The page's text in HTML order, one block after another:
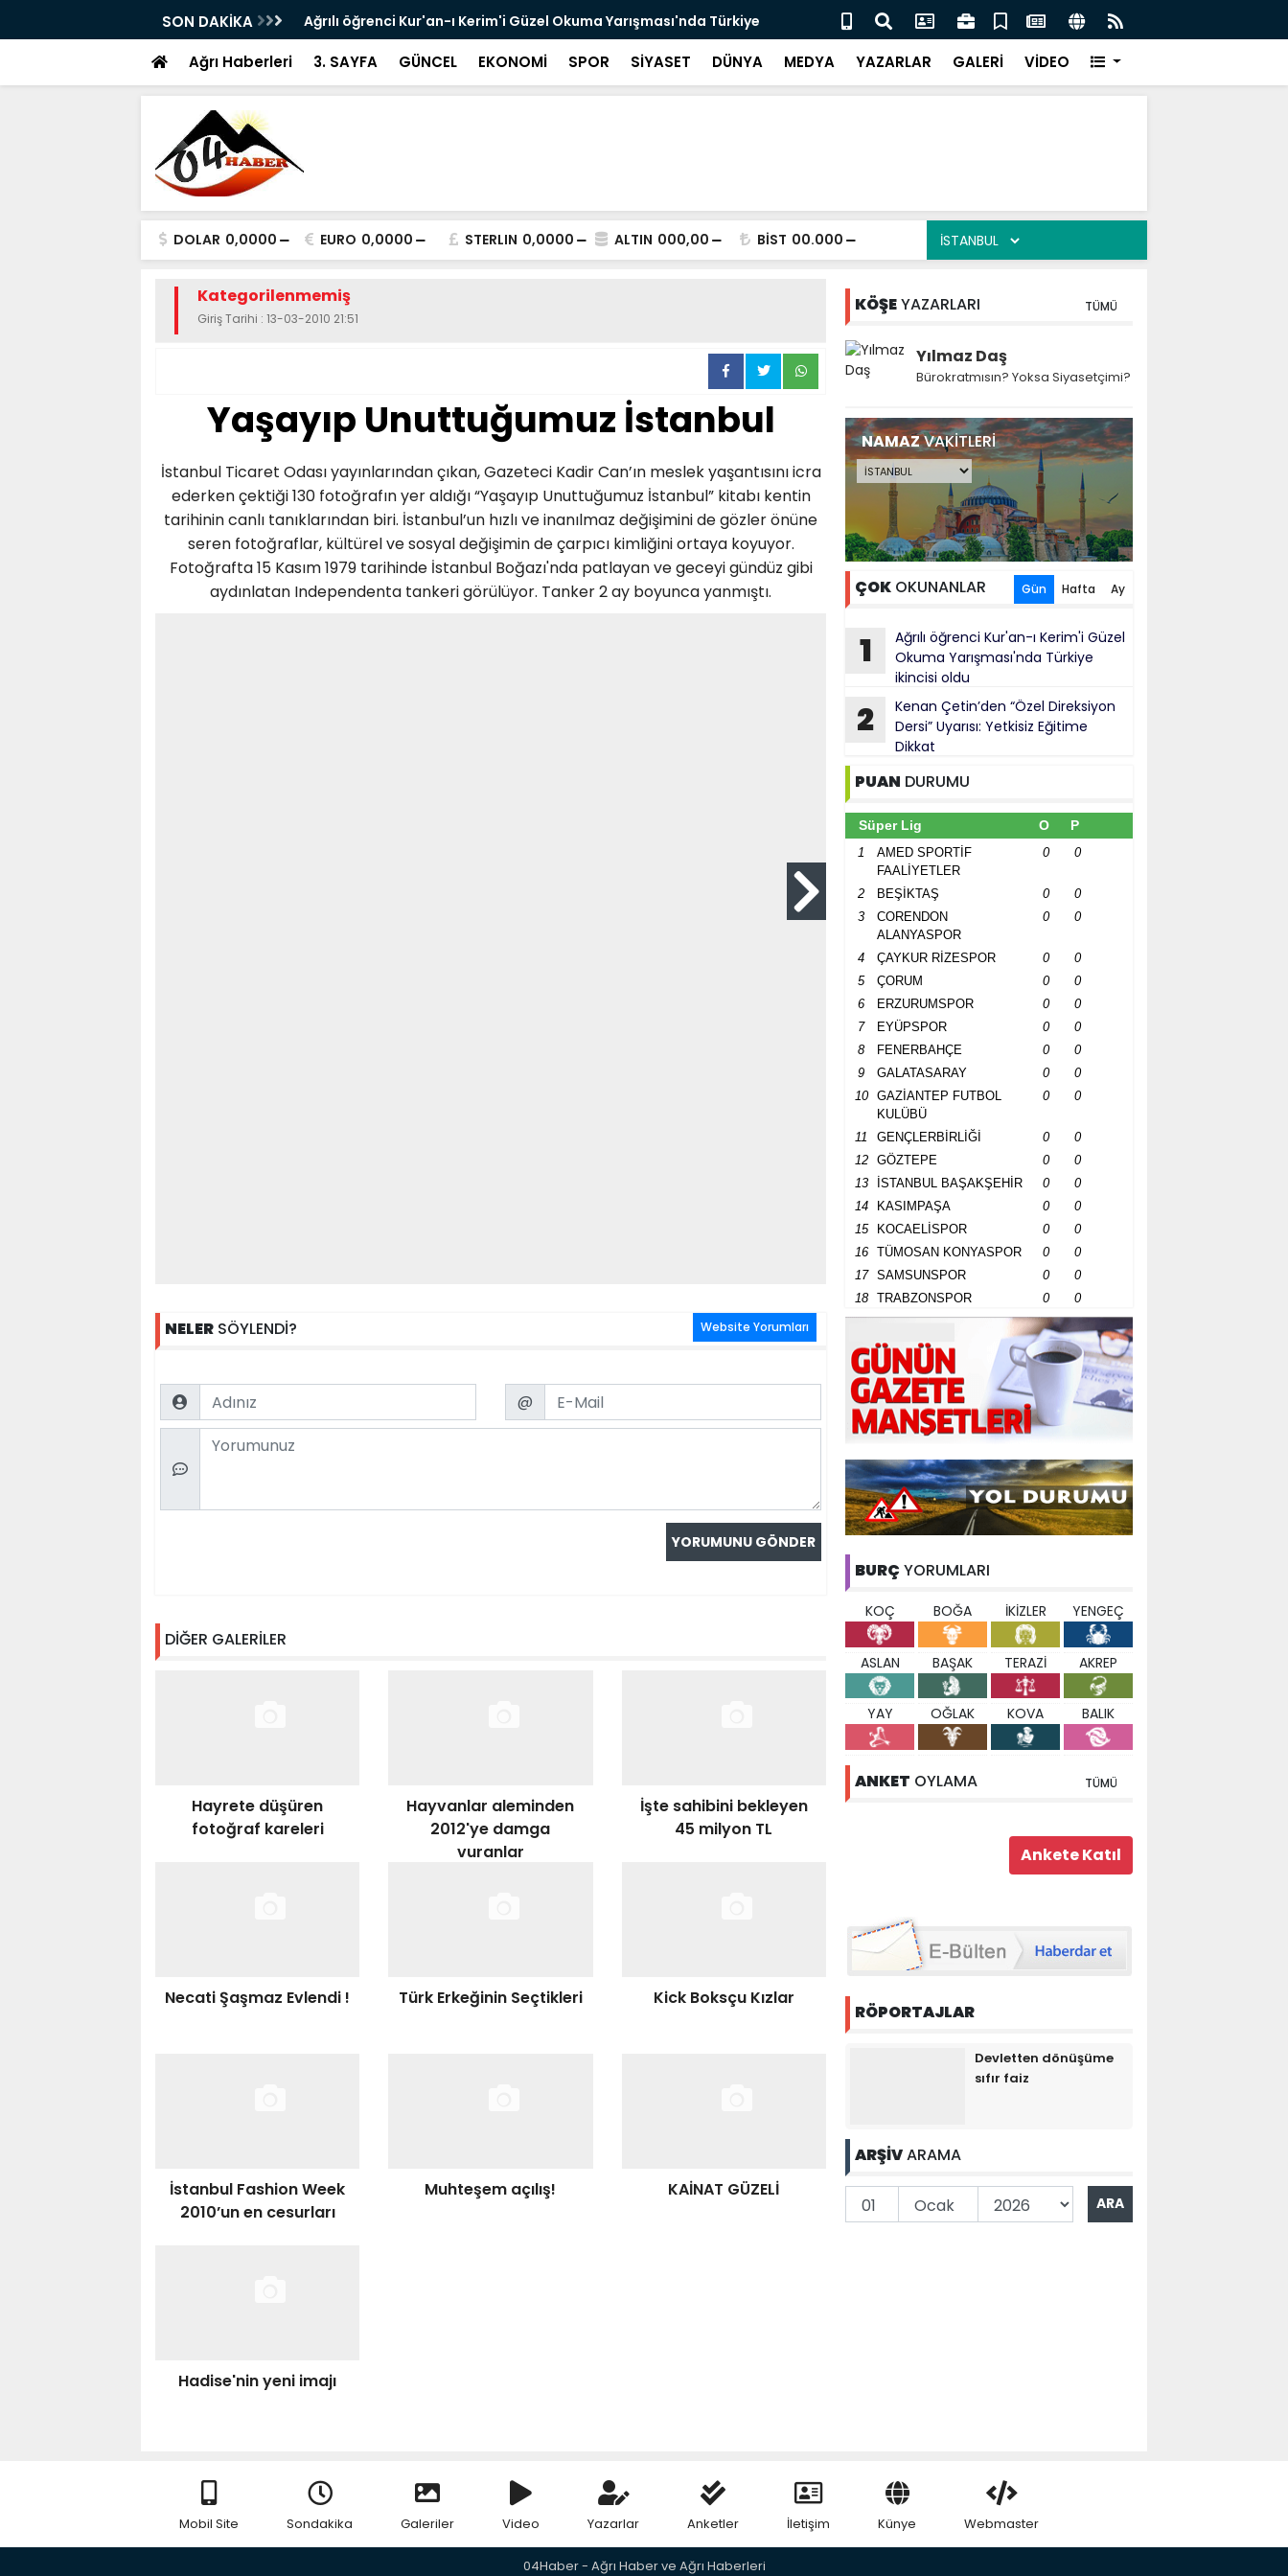
SON DAKİKA
Dersi” Uyarısı: Yetkisiz Eğitime
Ağrılı öğrenci Kur'an-ı Kerim'i Güzel Okuma Yarışması'nda Türkiye
ikincisi oldu
Dr. Öğr. Üyesi Harun Bayram ile Ağrı'da Obezite Cerrahisi Dönemi
Başladı
Ağrı Haberleri 3. SAYFA GÜNCEL EKONOMİ SPOR SİYASET DÜNYA MEDYA YAZARLAR GALERİ VİDEO
DOLAR 0,0000 EURO 0,0000 STERLIN 0,0000 ALTIN 000,00 BİST 00.000
Kategorilenmemiş
Giriş Tarihi : 13-03-2010 21:51
Yaşayıp Unuttuğumuz İstanbul
İstanbul Ticaret Odası yayınlarından çıkan, Gazeteci Kadir Can’ın meslek yaşantısını icra
ederken çektiği 130 fotoğrafın yer aldığı “Yaşayıp Unuttuğumuz İstanbul” kitabı kentin
tarihinin canlı tanıklarından biri. İstanbul’un hızlı ve inanılmaz değişimini de gözler önüne
seren fotoğraflar, kültürel ve sosyal değişimin de çarpıcı kimliğini ortaya koyuyor.
Fotoğrafta 15 Kasım 1979 tarihinde İstanbul Boğazı'nda patlayan ve geceyi gündüz gibi
aydınlatan Independenta tankeri görülüyor. Tanker 2 ay boyunca yanmıştı.
NELER SÖYLENDİ? Website Yorumları
Name Email
@
Comment
DİĞER GALERİLER
Hayrete düşüren
fotoğraf kareleri
Hayvanlar aleminden
2012'ye damga
vuranlar
İşte sahibini bekleyen
45 milyon TL
Necati Şaşmaz Evlendi ! Türk Erkeğinin Seçtikleri Kick Boksçu Kızlar
İstanbul Fashion Week
2010’un en cesurları
Muhteşem açılış! KAİNAT GÜZELİ
Hadise'nin yeni imajı
KÖŞEYAZARLARI TÜMÜ
Yılmaz Daş
Bürokratmısın? Yoksa Siyasetçimi?
NAMAZVAKİTLERİ
ÇOK OKUNANLAR Gün Hafta Ay
1
Ağrılı öğrenci Kur'an-ı Kerim'i Güzel
Okuma Yarışması'nda Türkiye
ikincisi oldu
2
Kenan Çetin’den “Özel Direksiyon
Dersi” Uyarısı: Yetkisiz Eğitime
Dikkat
PUAN DURUMU
Süper Lig O P
1
AMED SPORTİF
FAALİYETLER
0 0
2 BEŞİKTAŞ 0
0
3
CORENDON
ALANYASPOR
0 0
4 ÇAYKUR RİZESPOR 0
0
5
ÇORUM 0
0
6
ERZURUMSPOR 0
0
7
EYÜPSPOR 0
0
8
FENERBAHÇE 0
0
9
GALATASARAY 0
0
10
GAZİANTEP FUTBOL
KULÜBÜ
0 0
11 GENÇLERBİRLİĞİ 0
0
12
GÖZTEPE 0
0
13
İSTANBUL BAŞAKŞEHİR 0
0
14
KASIMPAŞA 0
0
15
KOCAELİSPOR 0
0
16
TÜMOSAN KONYASPOR 0
0
17
SAMSUNSPOR 0
0
18
TRABZONSPOR 0 0
BURÇ YORUMLARI
KOÇ BOĞA İKİZLER YENGEÇ
ASLAN BAŞAK TERAZİ AKREP
YAY OĞLAK KOVA BALIK
ANKET OYLAMA TÜMÜ
RÖPORTAJLAR
Devletten dönüşüme
sıfır faiz
ARŞİVARAMA
Mobil Site Sondakika Galeriler Video Yazarlar Anketler İletişim Künye Webmaster
04Haber - Ağrı Haber ve Ağrı Haberleri